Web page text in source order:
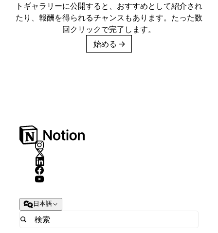
トギャラリーに公開すると、おすすめとして紹介され
たり、報酬を得られるチャンスもあります。たった数
回クリックで完了します。
始める →
日本語